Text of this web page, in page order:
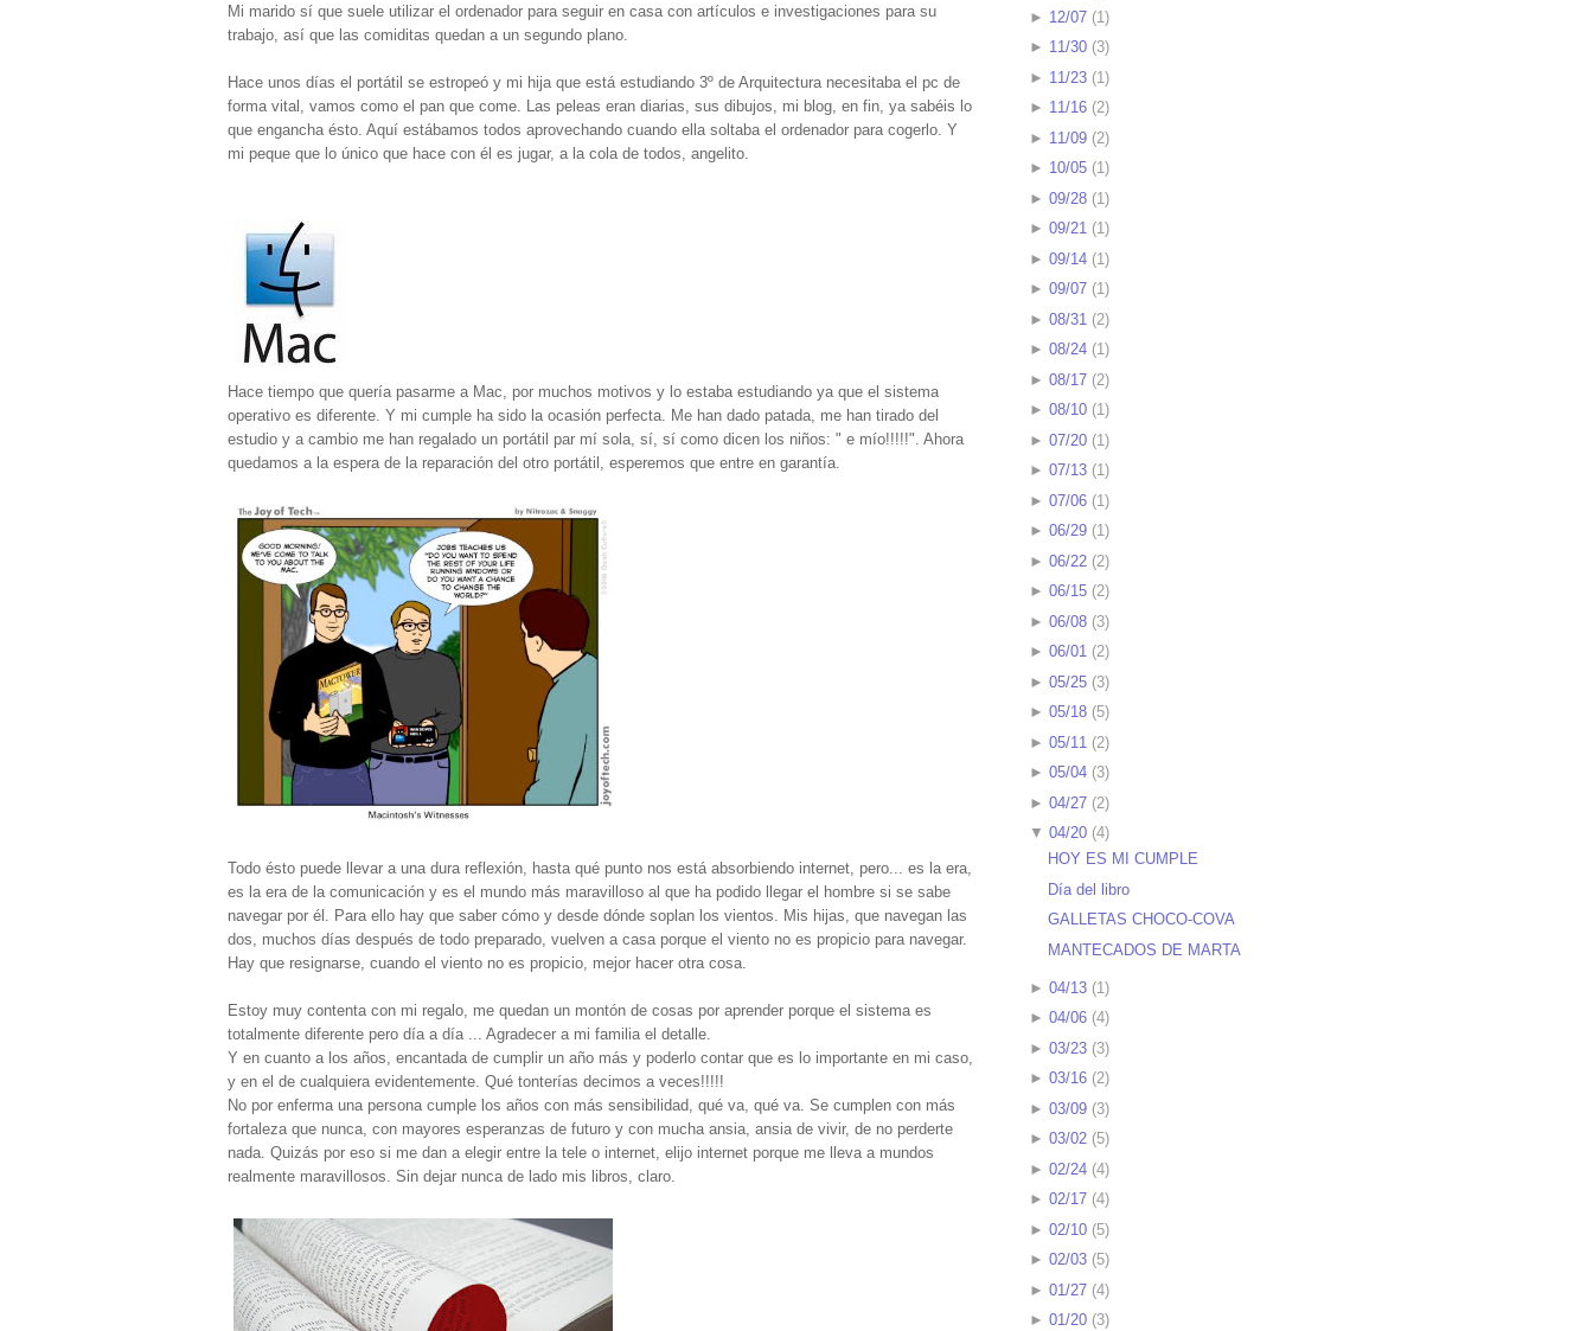
Mi marido sí que suele utilizar el ordenador para seguir en casa con artículos e investigaciones para su
trabajo, así que las comiditas quedan a un segundo plano.
Hace unos días el portátil se estropeó y mi hija que está estudiando 3º de Arquitectura necesitaba el pc de
forma vital, vamos como el pan que come. Las peleas eran diarias, sus dibujos, mi blog, en fin, ya sabéis lo
que engancha ésto. Aquí estábamos todos aprovechando cuando ella soltaba el ordenador para cogerlo. Y
mi peque que lo único que hace con él es jugar, a la cola de todos, angelito.
Hace tiempo que quería pasarme a Mac, por muchos motivos y lo estaba estudiando ya que el sistema
operativo es diferente. Y mi cumple ha sido la ocasión perfecta. Me han dado patada, me han tirado del
estudio y a cambio me han regalado un portátil par mí sola, sí, sí como dicen los niños: " e mío!!!!!". Ahora
quedamos a la espera de la reparación del otro portátil, esperemos que entre en garantía.
Todo ésto puede llevar a una dura reflexión, hasta qué punto nos está absorbiendo internet, pero... es la era,
es la era de la comunicación y es el mundo más maravilloso al que ha podido llegar el hombre si se sabe
navegar por él. Para ello hay que saber cómo y desde dónde soplan los vientos. Mis hijas, que navegan las
dos, muchos días después de todo preparado, vuelven a casa porque el viento no es propicio para navegar.
Hay que resignarse, cuando el viento no es propicio, mejor hacer otra cosa.
Estoy muy contenta con mi regalo, me quedan un montón de cosas por aprender porque el sistema es
totalmente diferente pero día a día ... Agradecer a mi familia el detalle.
Y en cuanto a los años, encantada de cumplir un año más y poderlo contar que es lo importante en mi caso,
y en el de cualquiera evidentemente. Qué tonterías decimos a veces!!!!!
No por enferma una persona cumple los años con más sensibilidad, qué va, qué va. Se cumplen con más
fortaleza que nunca, con mayores esperanzas de futuro y con mucha ansia, ansia de vivir, de no perderte
nada. Quizás por eso si me dan a elegir entre la tele o internet, elijo internet porque me lleva a mundos
realmente maravillosos. Sin dejar nunca de lado mis libros, claro.
► 12/07(1)
► 11/30(3)
► 11/23(1)
► 11/16(2)
► 11/09(2)
► 10/05(1)
► 09/28(1)
► 09/21(1)
► 09/14(1)
► 09/07(1)
► 08/31 (2)
► 08/24(1)
► 08/17(2)
► 08/10(1)
► 07/20(1)
► 07/13(1)
► 07/06(1)
► 06/29(1)
► 06/22(2)
► 06/15(2)
► 06/08(3)
► 06/01(2)
► 05/25(3)
► 05/18(5)
► 05/11 (2)
► 05/04(3)
► 04/27(2)
▼ 04/20(4)
HOY ES MI CUMPLE
Día del libro
GALLETAS CHOCO-COVA
MANTECADOS DE MARTA
► 04/13(1 )
► 04/06(4)
► 03/23(3)
► 03/16(2)
► 03/09(3)
► 03/02(5)
► 02/24(4)
► 02/17(4)
► 02/10(5)
► 02/03(5)
► 01/27(4)
► 01/20(3)